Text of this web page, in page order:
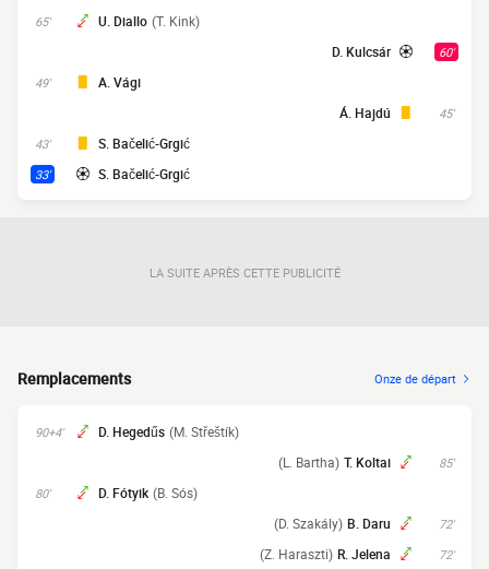
65' U. Diallo (T. Kink)
60'
D. Kulcsár
49' A. Vági
45'
Á. Hajdú
43' S. Bačelić-Grgić
33' S. Bačelić-Grgić
LA SUITE APRÈS CETTE PUBLICITÉ
Remplacements Onze de départ
90+4' D. Hegedűs (M. Střeštík)
85'
T. Koltai
(L. Bartha)
80' D. Fótyik (B. Sós)
72'
B. Daru
(D. Szakály)
72'
R. Jelena
(Z. Haraszti)